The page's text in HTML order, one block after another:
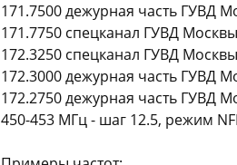
171.7500 дежурная часть ГУВД
171.7750 спецканал ГУВД Москвы
172.3250 спецканал ГУВД Москвы
172.3000 дежурная часть ГУВД
172.2750 дежурная часть ГУВД
450-453 МГц - шаг 12.5, режим